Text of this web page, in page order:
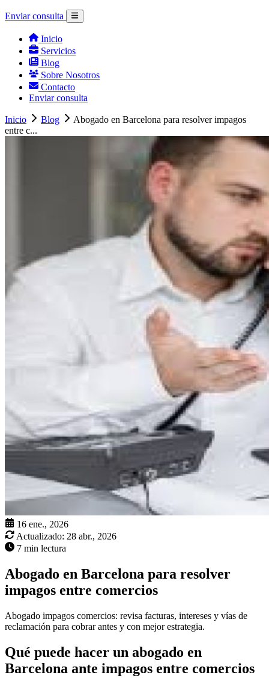
Enviar consulta
Inicio
Servicios
Blog
Sobre Nosotros
Contacto
Enviar consulta
Inicio Blog
Abogado en Barcelona para resolver impagos
entre c...
16 ene., 2026
Actualizado: 28 abr., 2026
7 min lectura
Abogado en Barcelona para resolver
impagos entre comercios
Abogado impagos comercios: revisa facturas, intereses y vías de
reclamación para cobrar antes y con mejor estrategia.
Qué puede hacer un abogado en
Barcelona ante impagos entre comercios